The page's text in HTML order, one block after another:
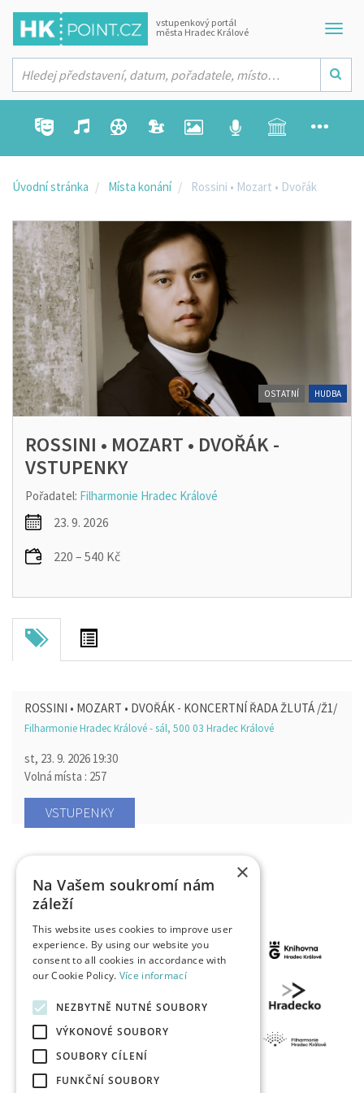
vstupenkový portál
města Hradec Králové
Úvodní stránka Místa konání Rossini • Mozart • Dvořák
ROSSINI • MOZART • DVOŘÁK -
VSTUPENKY
Pořadatel: Filharmonie Hradec Králové
23. 9. 2026
220 – 540 Kč
OSTATNÍ HUDBA
ROSSINI • MOZART • DVOŘÁK - KONCERTNÍ ŘADA ŽLUTÁ /Ž1/
Filharmonie Hradec Králové - sál, 500 03 Hradec Králové
st, 23. 9. 2026 19:30
Volná místa : 257
VSTUPENKY
×
Na Vašem soukromí nám
záleží
This website uses cookies to improve user
experience. By using our website you
consent to all cookies in accordance with
our Cookie Policy. Více informací
NEZBYTNĚ NUTNÉ SOUBORY
VÝKONOVÉ SOUBORY
SOUBORY CÍLENÍ
FUNKČNÍ SOUBORY